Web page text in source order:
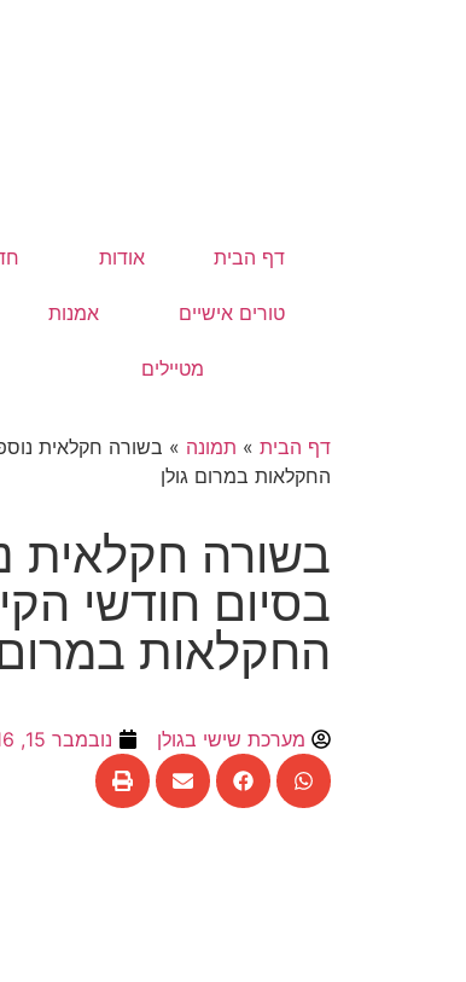
דף הבית אודות
טורים אישיים אמנות
מטיילים
דף הבית » תמונה » בשורה חקלאית
החקלאות במרום גולן
בשורה חקלאית
בסיום חודשי
החקלאות במרום
מערכת שישי בגולן נובמבר 15, 2016